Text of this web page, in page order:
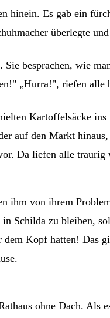
hinein. Es gab ein
überlegte
besprachen, wie
„Hurra!", riefen alle
Kartoffelsäcke
auf den Markt
Da liefen alle traurig
ihm von ihrem
Schilda zu bleiben,
Kopf hatten! Das
ohne Dach. Als